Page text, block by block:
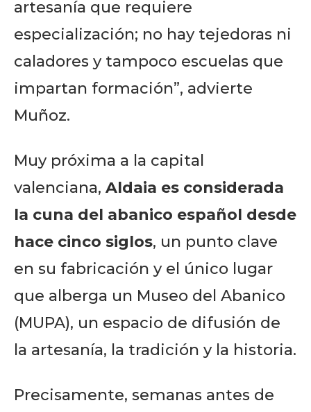
artesanía que requiere
especialización; no hay tejedoras ni
caladores y tampoco escuelas que
impartan formación”, advierte
Muñoz.
Muy próxima a la capital
valenciana, Aldaia es considerada
la cuna del abanico español desde
hace cinco siglos, un punto clave
en su fabricación y el único lugar
que alberga un Museo del Abanico
(MUPA), un espacio de difusión de
la artesanía, la tradición y la historia.
Precisamente, semanas antes de